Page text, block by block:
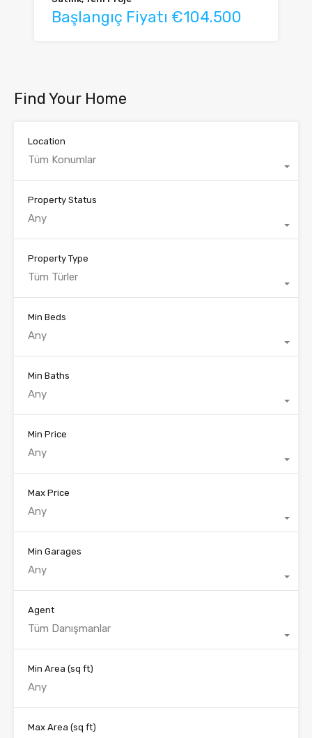
Başlangıç Fiyatı €104.500
Find Your Home
Location
Tüm Konumlar
Property Status
Any
Property Type
Tüm Türler
Min Beds
Any
Min Baths
Any
Min Price
Any
Max Price
Any
Min Garages
Any
Agent
Tüm Danışmanlar
Min Area (sq ft)
Max Area (sq ft)